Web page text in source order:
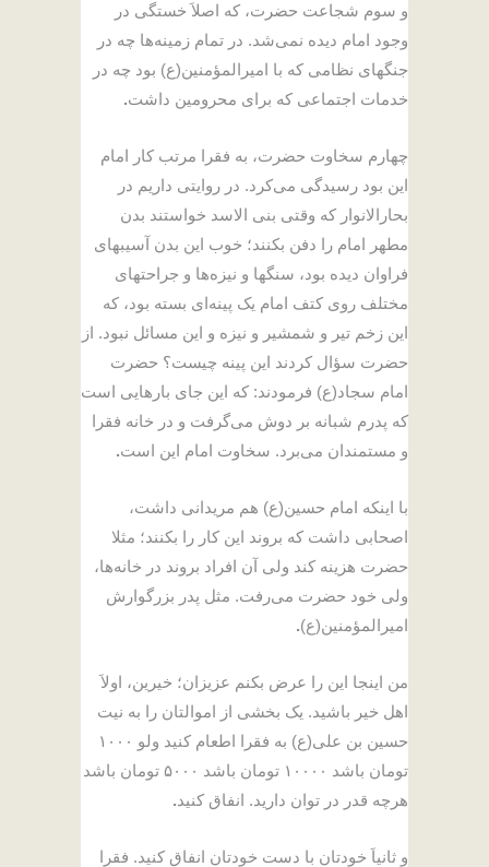
و سوم شجاعت حضرت، که اصلاَ خستگی در
وجود امام دیده نمی‌شد. در تمام زمینه‌ها چه در
جنگهای نظامی که با امیرالمؤمنین(ع) بود چه در
خدمات اجتماعی که برای محرومین داشت.
چهارم سخاوت حضرت، به فقرا مرتب کار امام
این بود رسیدگی می‌کرد. در روایتی داریم در
بحارالانوار که وقتی بنی الاسد خواستند بدن
مطهر امام را دفن بکنند؛ خوب این بدن آسیبهای
فراوان دیده بود، سنگها و نیزه‌ها و جراحتهای
مختلف روی کتف امام یک پینه‌ای بسته بود، که
این زخم تیر و شمشیر و نیزه و این مسائل نبود. از
حضرت سؤال کردند این پینه چیست؟ حضرت
امام سجاد(ع) فرمودند: که این جای بارهایی است
که پدرم شبانه بر دوش می‌گرفت و در خانه فقرا
و مستمندان می‌برد. سخاوت امام این است.
با اینکه امام حسین(ع) هم مریدانی داشت،
اصحابی داشت که بروند این کار را بکنند؛ مثلا
حضرت هزینه کند ولی آن افراد بروند در خانه‌ها،
ولی خود حضرت می‌رفت. مثل پدر بزرگوارش
امیرالمؤمنین(ع).
من اینجا این را عرض بکنم عزیزان؛ خیرین، اولاَ
اهل خیر باشید. یک بخشی از اموالتان را به نیت
حسین بن علی(ع) به فقرا اطعام کنید ولو ۱۰۰۰
تومان باشد ۱۰۰۰۰ تومان باشد ۵۰۰۰ تومان باشد
هرچه قدر در توان دارید. انفاق کنید .
و ثانیاَ خودتان با دست خودتان انفاق کنید. فقرا